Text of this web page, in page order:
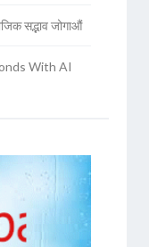
सद्भाव जोगाऔं
With AI